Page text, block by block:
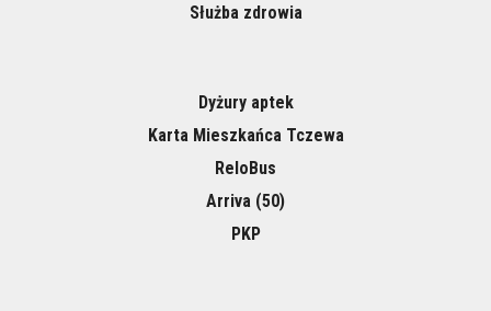
Służba zdrowia
Dyżury aptek
Karta Mieszkańca Tczewa
ReloBus
Arriva (50)
PKP